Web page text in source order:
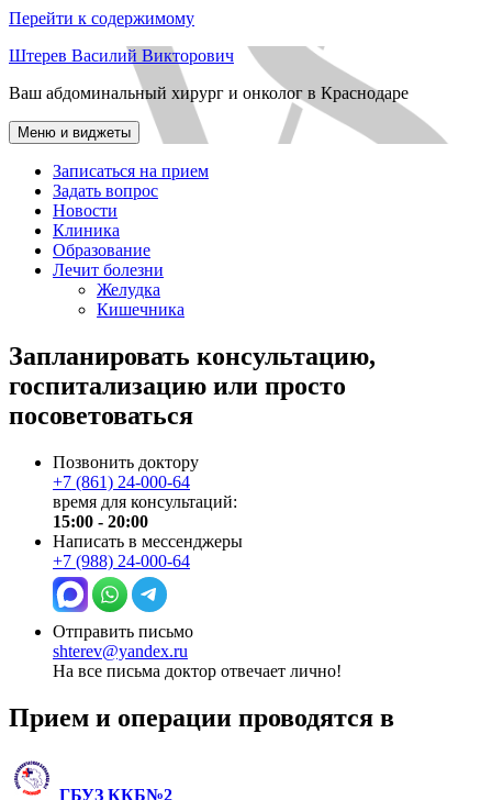
Перейти к содержимому
Штерев Василий Викторович
Ваш абдоминальный хирург и онколог в Краснодаре
Меню и виджеты
Записаться на прием
Задать вопрос
Новости
Клиника
Образование
Лечит болезни
Желудка
Кишечника
Запланировать консультацию,
госпитализацию или просто
посоветоваться
Позвонить доктору
+7 (861) 24-000-64
время для консультаций:
15:00 - 20:00
Написать в мессенджеры
+7 (988) 24-000-64
Отправить письмо
shterev@yandex.ru
На все письма доктор отвечает лично!
Прием и операции проводятся в
ГБУЗ ККБ№2